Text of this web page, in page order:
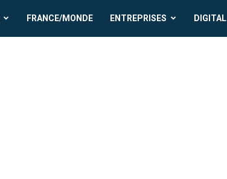
FRANCE/MONDE ENTREPRISES DIGITAL